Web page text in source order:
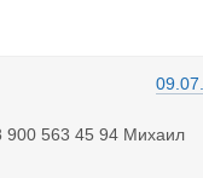
900 563 45 94 Михаил